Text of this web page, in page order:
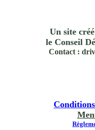
Un site
le Conseil
Contact :